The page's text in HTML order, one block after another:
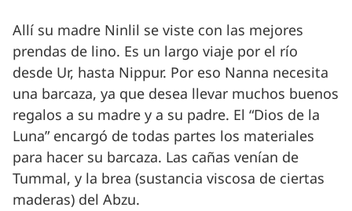
Allí su madre Ninlil se viste con las mejores
prendas de lino. Es un largo viaje por el río
desde Ur, hasta Nippur. Por eso Nanna necesita
una barcaza, ya que desea llevar muchos buenos
regalos a su madre y a su padre. El “Dios de la
Luna” encargó de todas partes los materiales
para hacer su barcaza. Las cañas venían de
Tummal, y la brea (sustancia viscosa de ciertas
maderas) del Abzu.